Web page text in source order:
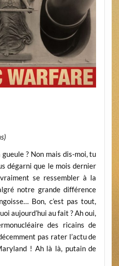
? Non mais dis-moi, tu
dégarni que le mois dernier
se ressembler à la
notre grande différence
Bon, c’est pas tout,
aujourd’hui au fait ? Ah oui,
des ricains de
pas rater l’actu de
! Ah là là, putain de